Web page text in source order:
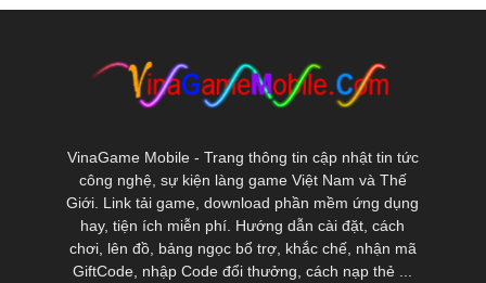
VinaGame Mobile - Trang thông tin cập nhật tin tức
công nghệ, sự kiện làng game Việt Nam và Thế
Giới. Link tải game, download phần mềm ứng dụng
hay, tiện ích miễn phí. Hướng dẫn cài đặt, cách
chơi, lên đồ, bảng ngọc bổ trợ, khắc chế, nhận mã
GiftCode, nhập Code đổi thưởng, cách nạp thẻ ...